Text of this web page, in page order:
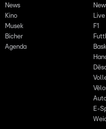
News
Kino
Musek
Bicher
Agenda
F1
E-